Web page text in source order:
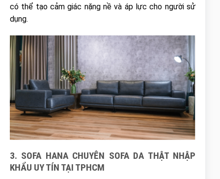
có thể tạo cảm giác nặng nề và áp lực cho người sử
dụng.
3. SOFA HANA CHUYÊN SOFA DA THẬT NHẬP
KHẨU UY TÍN TẠI TPHCM